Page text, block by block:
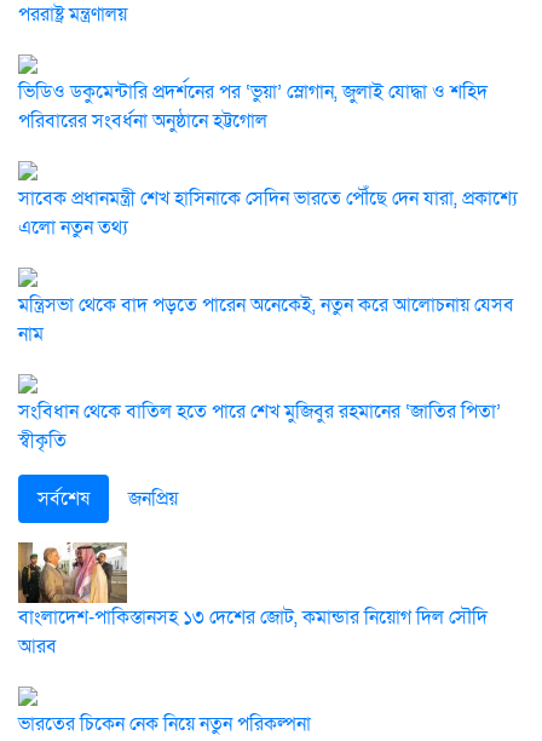
পররাষ্ট্র মন্ত্রণালয়
ভিডিও ডকুমেন্টারি প্রদর্শনের পর ‘ভুয়া’ স্লোগান, জুলাই যোদ্ধা ও শহিদ
পরিবারের সংবর্ধনা অনুষ্ঠানে হট্টগোল
সাবেক প্রধানমন্ত্রী শেখ হাসিনাকে সেদিন ভারতে পৌঁছে দেন যারা, প্রকাশ্যে
এলো নতুন তথ্য
মন্ত্রিসভা থেকে বাদ পড়তে পারেন অনেকেই, নতুন করে আলোচনায় যেসব
নাম
সংবিধান থেকে বাতিল হতে পারে শেখ মুজিবুর রহমানের ‘জাতির পিতা’
স্বীকৃতি
সর্বশেষ জনপ্রিয়
বাংলাদেশ-পাকিস্তানসহ ১৩ দেশের জোট, কমান্ডার নিয়োগ দিল সৌদি
আরব
ভারতের চিকেন নেক নিয়ে নতুন পরিকল্পনা